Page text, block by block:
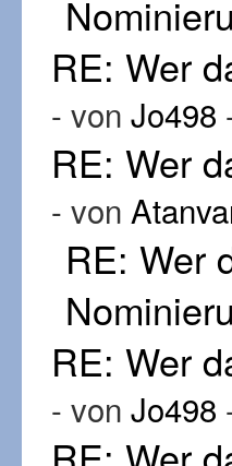
RE: Wer
- von Jo498
RE: Wer
- von
RE: Wer
RE: Wer
- von Jo498